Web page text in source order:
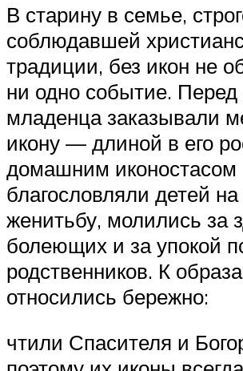
В старину в семье,
соблюдавшей
традиции, без икон не
ни одно событие.
младенца заказывали
икону — длиной в его
домашним иконостасом
благословляли детей на
женитьбу, молились за
болеющих и за упокой
родственников. К
относились бережно:
чтили Спасителя и